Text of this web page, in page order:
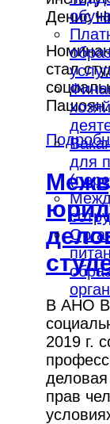
для
Денис
стал
В АНО
2019 г.
прав